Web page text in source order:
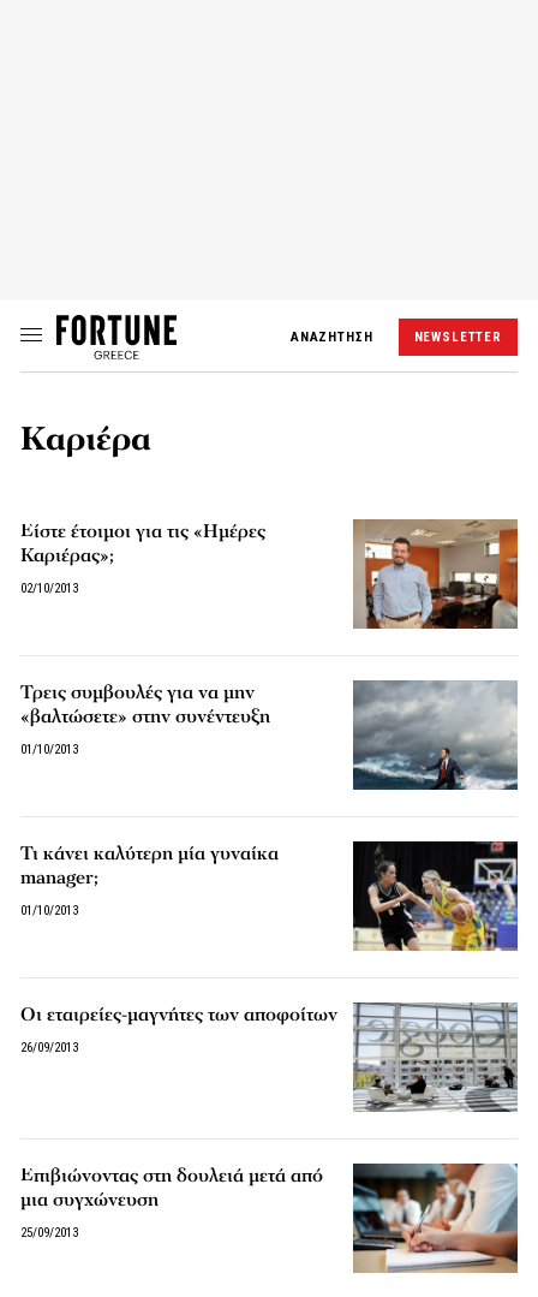
ΑΝΑΖΗΤΗΣΗ NEWSLETTER
Καριέρα
Είστε έτοιμοι για τις «Ημέρες
Καριέρας»;
02/10/2013
Τρεις συμβουλές για να μην
«βαλτώσετε» στην συνέντευξη
01/10/2013
Τι κάνει καλύτερη μία γυναίκα
manager;
01/10/2013
Οι εταιρείες-μαγνήτες των αποφοίτων
26/09/2013
Επιβιώνοντας στη δουλειά μετά από
μια συγχώνευση
25/09/2013